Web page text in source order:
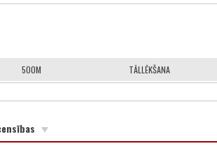
500M TĀLLĒKŠANA